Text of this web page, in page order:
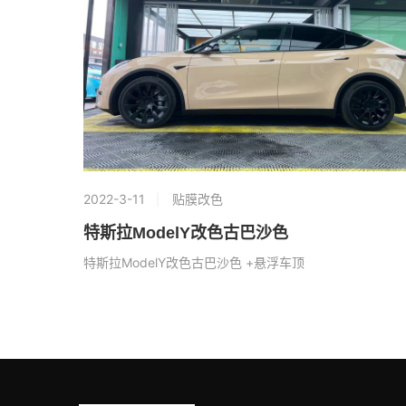
2022-3-11 贴膜改色
特斯拉ModelY改色古巴沙色
特斯拉ModelY改色古巴沙色 +悬浮车顶